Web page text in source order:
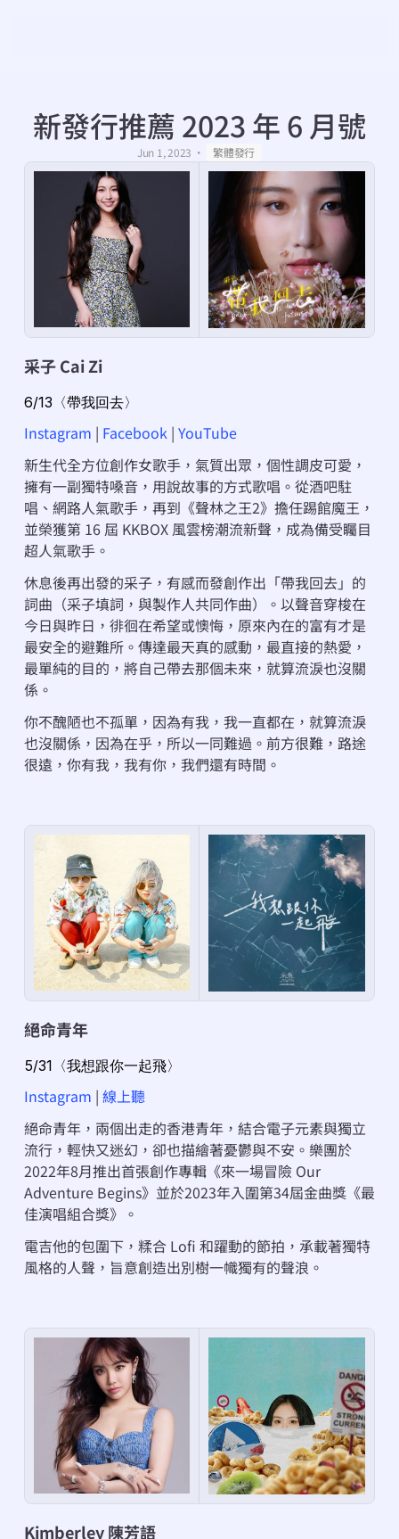
新發行推薦 2023 年 6 月號
Jun 1, 2023 ・ 繁體發行
采子 Cai Zi
6/13〈帶我回去〉
Instagram | Facebook | YouTube
新生代全方位創作女歌手，氣質出眾，個性調皮可愛，
擁有一副獨特嗓音，用說故事的方式歌唱。從酒吧駐
唱、網路人氣歌手，再到《聲林之王2》擔任踢館魔王，
並榮獲第 16 屆 KKBOX 風雲榜潮流新聲，成為備受矚目
超人氣歌手。
休息後再出發的采子，有感而發創作出「帶我回去」的
詞曲（采子填詞，與製作人共同作曲）。以聲音穿梭在
今日與昨日，徘徊在希望或懊悔，原來內在的富有才是
最安全的避難所。傳達最天真的感動，最直接的熱愛，
最單純的目的，將自己帶去那個未來，就算流淚也沒關
係。
你不醜陋也不孤單，因為有我，我一直都在，就算流淚
也沒關係，因為在乎，所以一同難過。前方很難，路途
很遠，你有我，我有你，我們還有時間。
絕命青年
5/31〈我想跟你一起飛〉
Instagram | 線上聽
絕命青年，兩個出走的香港青年，結合電子元素與獨立
流行，輕快又迷幻，卻也描繪著憂鬱與不安。樂團於
2022年8月推出首張創作專輯《來一場冒險 Our
Adventure Begins》並於2023年入圍第34屆金曲獎《最
佳演唱組合獎》。
電吉他的包圍下，糅合 Lofi 和躍動的節拍，承載著獨特
風格的人聲，旨意創造出別樹一幟獨有的聲浪。
Kimberley 陳芳語